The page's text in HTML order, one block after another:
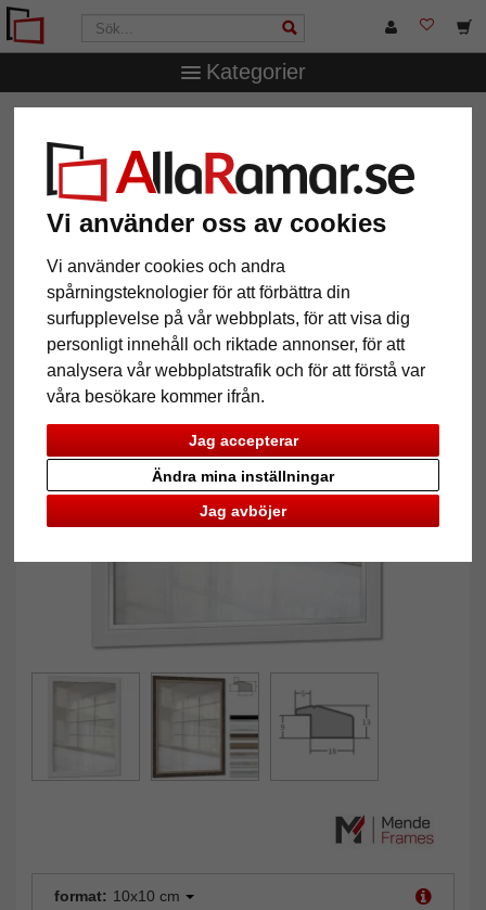
Vi använder oss av cookies
Vi använder cookies och andra
spårningsteknologier för att förbättra din
surfupplevelse på vår webbplats, för att visa dig
personligt innehåll och riktade annonser, för att
analysera vår webbplatstrafik och för att förstå var
våra besökare kommer ifrån.
Jag accepterar
Jag avböjer
Ändra mina inställningar
Kategorier
Väggspegel Senkele
Väggspegel Senkele
Tillbaka
format: 10x10 cm